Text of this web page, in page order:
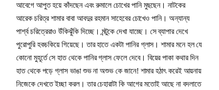
আবেগে আপুত হয়ে কাঁদছেন এবং রুমালে চোখের পানি মুছছেন। নাটকের
আরেক চরিত্র শামার বাবা আবদুর রহমান সাহেবের চোখেও পানি। অন্যান্য
পার্শ্ব চরিত্রেরাও উঁকিঝুঁকি দিচ্ছে। মন্টুকে দেখা যাচ্ছে। সে ব্যাপার দেখে
পুরোপুরি হকচকিয়ে গিয়েছে। তার হাতে একটা পানির গ্লাস। শামার মনে হল যে
কোনো মুহূর্তে সে হাত থেকে পানির গ্লাস ফেলে দেবে। বিয়ের পাকা কথার দিন
হাত থেকে পড়ে গ্লাস ভাঙা শুভ না অশুভ কে জানে! শামার হঠাৎ করেই আয়নায়
নিজেকে দেখতে ইচ্ছা করল। তার চেহারাটা কি আগের মতোই আছে না বদলাতে